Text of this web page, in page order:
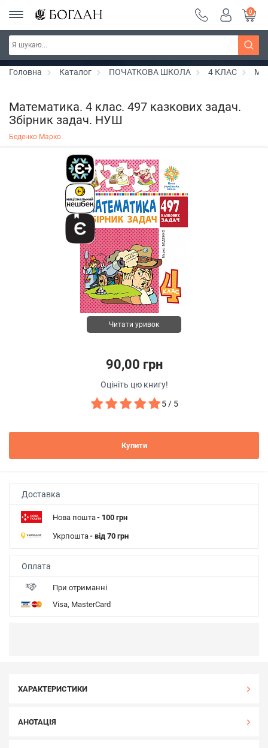
РОЗПРОДАЖ ~ 150 грн ~ 200 грн ~ 250 грн ~
300 грн ~ РОЗПРОДАЖ
Дізнатись більше
0
Головна Каталог ПОЧАТКОВА ШКОЛА 4 КЛАС
Математика. 4 клас. 497 казкових задач.
Збірник задач. НУШ
Беденко Марко
Читати уривок
90,00 грн
Оцініть цю книгу!
5 / 5
Купити
Доставка
Нова пошта- 100 грн
Укрпошта- від 70 грн
Оплата
При отриманні
Visa, MasterCard
ХАРАКТЕРИСТИКИ
АНОТАЦІЯ